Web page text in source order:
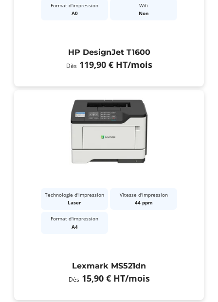
Format d'impression
A0
Wifi
Non
HP DesignJet T1600
Dès 119,90 € HT/mois
Technologie d'impression
Laser
Vitesse d'impression
44 ppm
Format d'impression
A4
Lexmark MS521dn
Dès 15,90 € HT/mois